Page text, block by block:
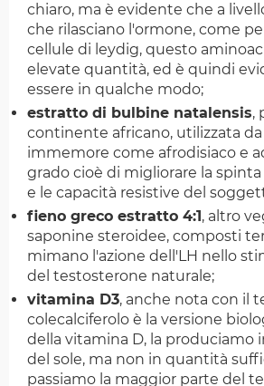
chiaro, ma è evidente che a
che rilasciano l'ormone, come
cellule di leydig, questo
elevate quantità, ed è quindi
essere in qualche modo;
estratto di bulbine natalensis,
continente africano, utilizzata
immemore come afrodisiaco e
grado cioè di migliorare la spinta
e le capacità resistive del
fieno greco estratto 4:1 , altro
saponine steroidee, composti
mimano l'azione dell'LH nello
del testosterone naturale;
vitamina D3, anche nota con il
colecalciferolo è la versione
della vitamina D, la produciamo
del sole, ma non in quantità
passiamo la maggior parte del